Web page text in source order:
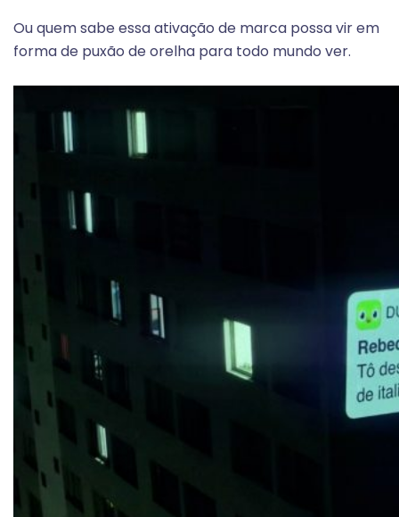
Ou quem sabe essa ativação de marca possa vir em
forma de puxão de orelha para todo mundo ver.